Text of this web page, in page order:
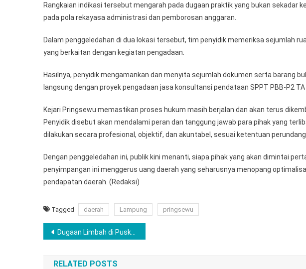
Rangkaian indikasi tersebut mengarah pada dugaan praktik yang bukan sekadar
pada pola rekayasa administrasi dan pemborosan anggaran.
Dalam penggeledahan di dua lokasi tersebut, tim penyidik memeriksa sejumlah
yang berkaitan dengan kegiatan pengadaan.
Hasilnya, penyidik mengamankan dan menyita sejumlah dokumen serta barang
langsung dengan proyek pengadaan jasa konsultansi pendataan SPPT PBB-P2 TA
Kejari Pringsewu memastikan proses hukum masih berjalan dan akan terus
Penyidik disebut akan mendalami peran dan tanggung jawab para pihak yang
dilakukan secara profesional, objektif, dan akuntabel, sesuai ketentuan
Dengan penggeledahan ini, publik kini menanti, siapa pihak yang akan dimintai
penyimpangan ini menggerus uang daerah yang seharusnya menopang
pendapatan daerah. (Redaksi)
Tagged daerah Lampung pringsewu
Navigasi
pos
Dugaan Limbah di Puskesmas Kedaloman Jadi Atensi DLH, Kepala Bidang Diminta Buat Agenda
RELATED POSTS